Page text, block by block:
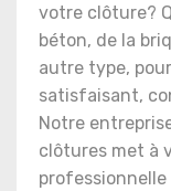
votre clôture?
béton, de la
autre type,
satisfaisant,
Notre
clôtures met à